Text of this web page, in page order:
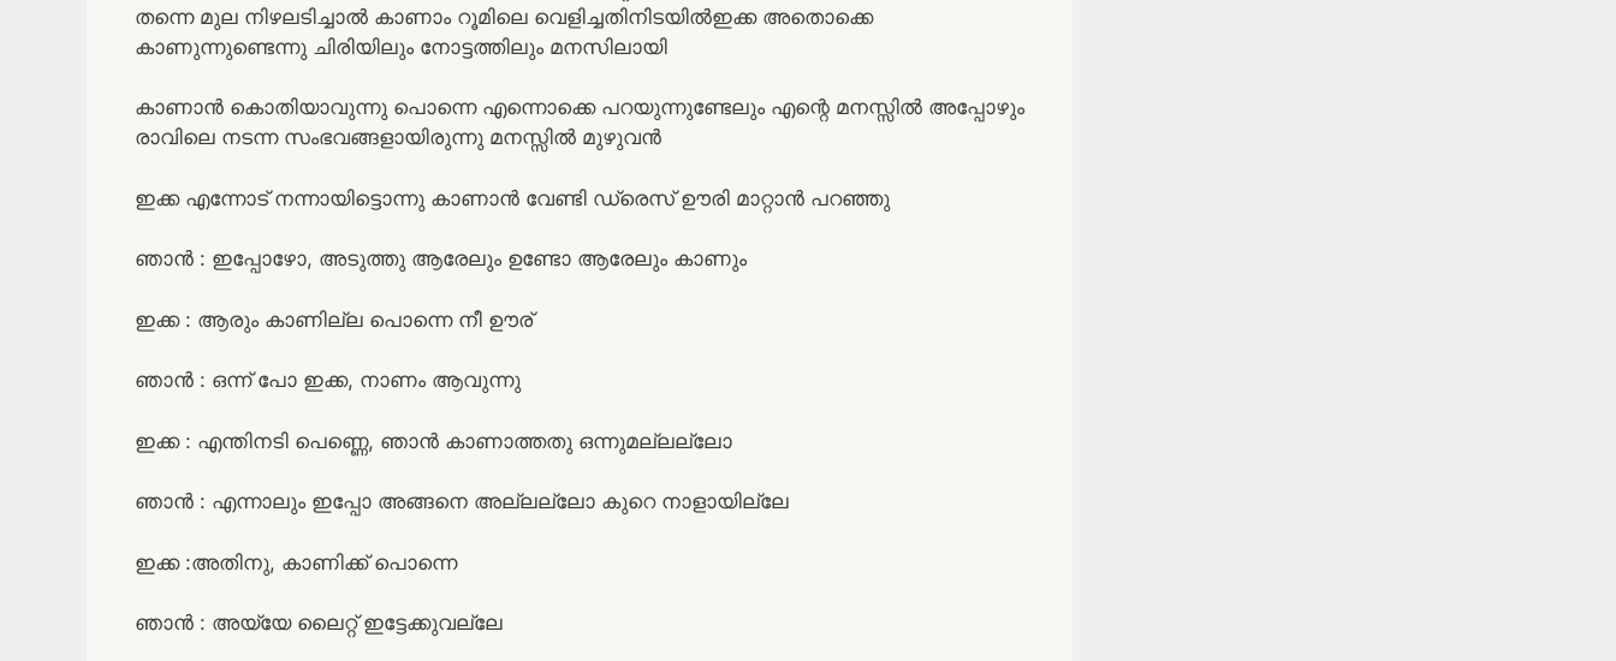
തന്നെ മുല നിഴലടിച്ചാൽ കാണാം റൂമിലെ വെളിച്ചതിനിടയിൽഇക്ക അതൊക്കെ
കാണുന്നുണ്ടെന്നു ചിരിയിലും നോട്ടത്തിലും മനസിലായി
കാണാൻ കൊതിയാവുന്നു പൊന്നെ എന്നൊക്കെ പറയുന്നുണ്ടേലും എന്റെ മനസ്സിൽ അപ്പോഴും
രാവിലെ നടന്ന സംഭവങ്ങളായിരുന്നു മനസ്സിൽ മുഴുവൻ
ഇക്ക എന്നോട് നന്നായിട്ടൊന്നു കാണാൻ വേണ്ടി ഡ്രെസ് ഊരി മാറ്റാൻ പറഞ്ഞു
ഞാൻ : ഇപ്പോഴോ, അടുത്തു ആരേലും ഉണ്ടോ ആരേലും കാണും
ഇക്ക : ആരും കാണില്ല പൊന്നെ നീ ഊര്
ഞാൻ : ഒന്ന് പോ ഇക്ക, നാണം ആവുന്നു
ഇക്ക : എന്തിനടി പെണ്ണെ, ഞാൻ കാണാത്തതു ഒന്നുമല്ലല്ലോ
ഞാൻ : എന്നാലും ഇപ്പോ അങ്ങനെ അല്ലല്ലോ കുറെ നാളായില്ലേ
ഇക്ക :അതിനു, കാണിക്ക് പൊന്നെ
ഞാൻ : അയ്യേ ലൈറ്റ് ഇട്ടേക്കുവല്ലേ